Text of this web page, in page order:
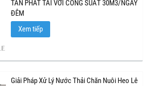
TÂN PHÁT TÀI VỚI CÔNG SUẤT 30M3/NGÀY
ĐÊM
Xem tiếp
Giải Pháp Xử Lý Nước Thải Chăn Nuôi Heo Lê